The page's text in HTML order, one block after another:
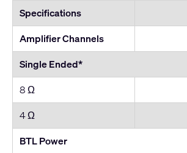
Specifications
Amplifier Channels
Single Ended*
8 Ω
4 Ω
BTL Power